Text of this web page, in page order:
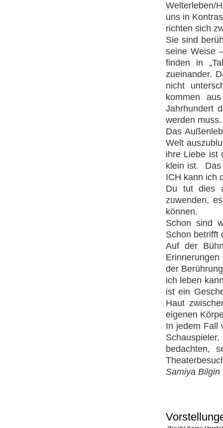
Welterleben/
uns in
richten sich
Sie sind
seine Weise
finden in
zueinander.
nicht
kommen
Jahrhundert
werden muss.
Das
Welt
ihre Liebe ist
klein ist. Das
ICH kann ich
Du tut dies
zuwenden,
können.
Schon sind
Schon betrifft
Auf der
der
ich leben
ist ein
Haut
eigenen
In jedem Fall
bedachten,
Samiya Bilgin